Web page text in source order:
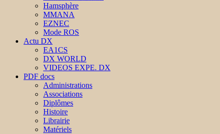
Hamsphère
MMANA
EZNEC
Mode ROS
Actu DX
EA1CS
DX WORLD
VIDEOS EXPE. DX
PDF docs
Administrations
Associations
Diplômes
Histoire
Librairie
Matériels